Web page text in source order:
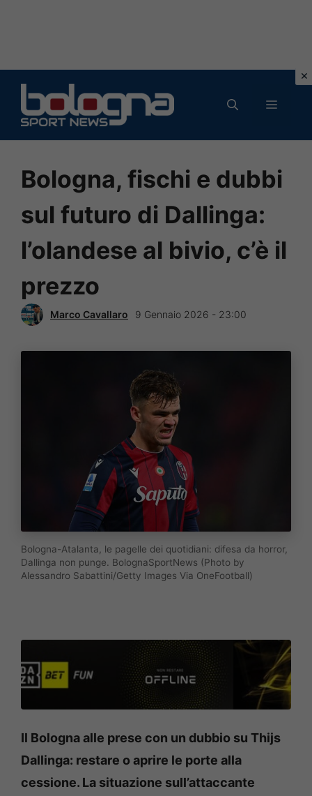
contenuto
MENU
Bologna, fischi e dubbi
sul futuro di Dallinga:
l’olandese al bivio, c’è il
prezzo
Marco Cavallaro 9 Gennaio 2026 - 23:00
Bologna-Atalanta, le pagelle dei quotidiani: difesa da horror,
Dallinga non punge. BolognaSportNews (Photo by
Alessandro Sabattini/Getty Images Via OneFootball)
Il Bologna alle prese con un dubbio su Thijs
Dallinga: restare o aprire le porte alla
cessione. La situazione sull’attaccante